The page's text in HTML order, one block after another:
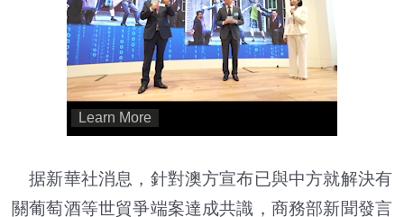
据新華社消息，針對澳方宣布已與中方就解決有
關葡萄酒等世貿爭端案達成共識，商務部新聞發言